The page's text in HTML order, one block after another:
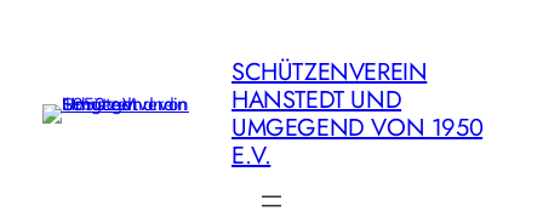
SCHÜTZENVEREIN
HANSTEDT UND
UMGEGEND VON 1950
E.V.